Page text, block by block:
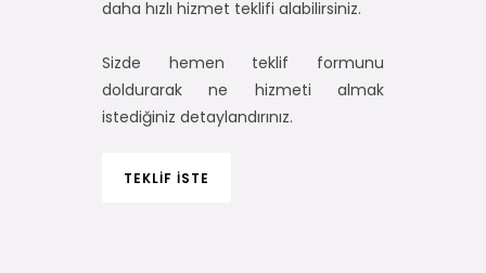
daha hızlı hizmet teklifi alabilirsiniz.
Sizde hemen teklif formunu
doldurarak ne hizmeti almak
istediğiniz detaylandırınız.
TEKLİF İSTE